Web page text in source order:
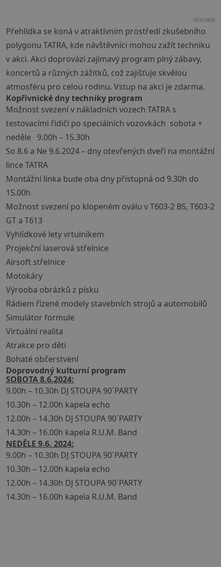
REKLAMA
Přehlídka se koná v atraktivním prostředí zkušebního
polygonu TATRA, kde návštěvníci mohou zažít techniku
v akci. Akci doprovází zajímavý program plný zábavy,
koncertů a různých zážitků, což zajišťuje skvělou
atmosféru pro celou rodinu. Vstup na akci je zdarma.
Kopřivnické dny techniky program
Možnost svezení v nákladních vozech TATRA s
testovacími řidiči po speciálních vozovkách sobota +
neděle 9.00h – 15.30h
So 8.6 a Ne 9.6.2024 – dny otevřených dveří na montážní
lince TATRA
Montážní linka bude oba dny přístupná od 9.30h do
15.00h
Možnost svezení po klopeném oválu v T603-2 B5, T603-2
GT a T613
Vyhlídkové lety vrtulníkem
Projekční laserová střelnice
Airsoft střelnice
Motokáry
Výrooba obrázků z písku
Rádiem řízené modely stavebních strojů a automobilů
Simulátor formule
Virtuální realita
Atrakce pro děti
Bohaté občerstvení
Doprovodný kulturní program
SOBOTA 8.6.2024:
9.00h – 10.30h DJ STOUPA 90´PARTY
10.30h – 12.00h kapela echo
12.00h – 14.30h DJ STOUPA 90´PARTY
14.30h – 16.00h kapela R.U.M. Band
NEDĚLE 9.6. 2024:
9.00h – 10.30h DJ STOUPA 90´PARTY
10.30h – 12.00h kapela echo
12.00h – 14.30h DJ STOUPA 90´PARTY
14.30h – 16.00h kapela R.U.M. Band